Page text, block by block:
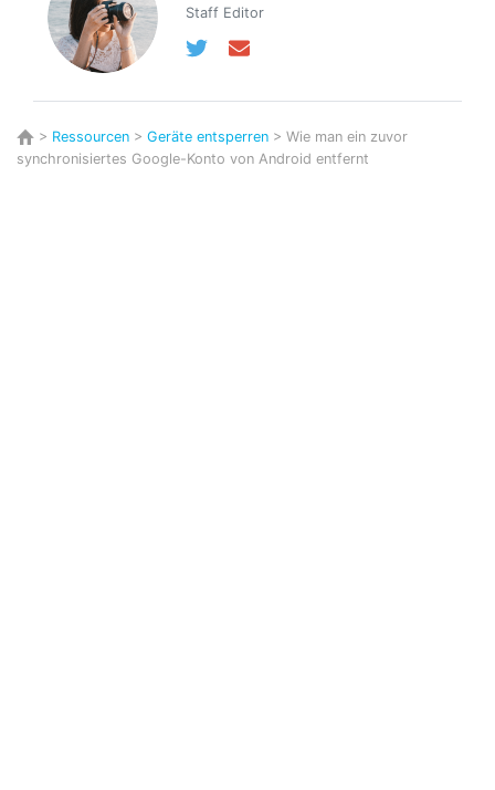
Staff Editor
> Ressourcen > Geräte entsperren > Wie man ein zuvor
synchronisiertes Google-Konto von Android entfernt